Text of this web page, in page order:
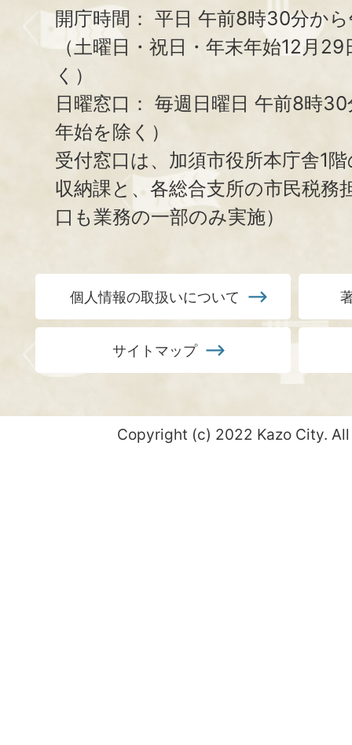
開庁時間： 平日 午前8時30分か
（土曜日・祝日・年末年始12月
く）
日曜窓口： 毎週日曜日 午前8時
年始を除く）
受付窓口は、加須市役所本庁舎1
収納課と、 各総合支所の市民税務
口も業務の一部のみ実施）
個人情報の取扱いについて
サイトマップ
Copyright (c) 2022 Kazo City.